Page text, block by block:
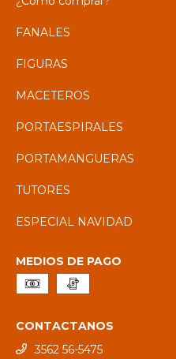
FANALES
FIGURAS
MACETEROS
PORTAESPIRALES
PORTAMANGUERAS
TUTORES
ESPECIAL NAVIDAD
MEDIOS DE PAGO
CONTACTANOS
3562 56-5475